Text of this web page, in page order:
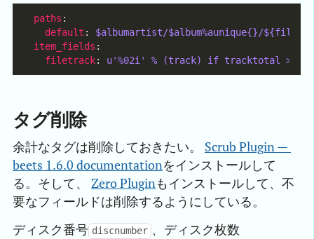
paths
default : $albumartist/$album%aunique{}/
item_fields
filetrack: u'%02i' % (track) if tracktotal > 9
タグ削除
余計なタグは削除しておきたい。 Scrub Plugin —
beets 1.6.0 documentationをインストールして
る。そして、 Zero Pluginもインストールして、不
要なフィールドは削除するようにしている。
ディスク番号 discnumber 、ディスク枚数